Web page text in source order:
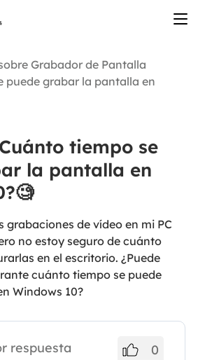
Grabador de Pantalla
puede grabar la pantalla en
tiempo se
la pantalla en
grabaciones de vídeo en mi PC
no estoy seguro de cuánto
en el escritorio. ¿Puede
cuánto tiempo se puede
Windows 10?
respuesta 0